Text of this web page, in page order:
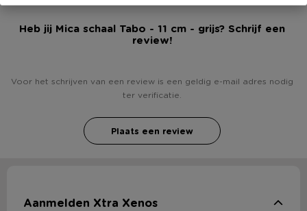
Heb jij Mica schaal Tabo - 11 cm - grijs? Schrijf een
review!
Voor het schrijven van een review is een geldig e-mail adres nodig
ter verificatie.
Plaats een review
Aanmelden Xtra Xenos